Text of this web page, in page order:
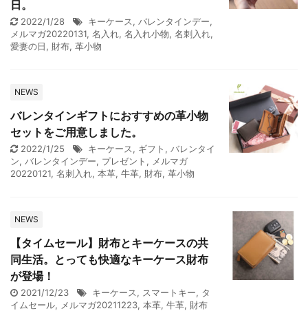
日。
2022/1/28 キーケース, バレンタインデー,
メルマガ20220131, 名入れ, 名入れ小物, 名刺入れ,
愛妻の日, 財布, 革小物
NEWS
バレンタインギフトにおすすめの革小物
セットをご用意しました。
2022/1/25 キーケース, ギフト , バレンタイ
ン, バレンタインデー, プレゼント , メルマガ
20220121, 名刺入れ, 本革, 牛革, 財布, 革小物
NEWS
【タイムセール】財布とキーケースの共
同生活。とっても快適なキーケース財布
が登場！
2021/12/23 キーケース, スマートキー, タ
イムセール, メルマガ20211223, 本革, 牛革, 財布